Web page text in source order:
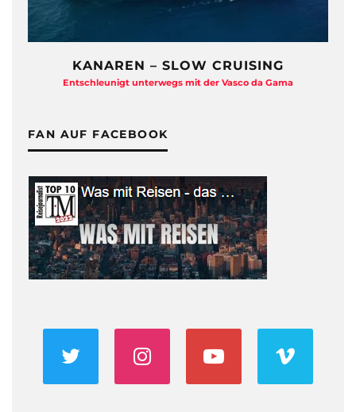
KANAREN – SLOW CRUISING
Entschleunigt unterwegs mit der Vasco da Gama
FAN AUF FACEBOOK